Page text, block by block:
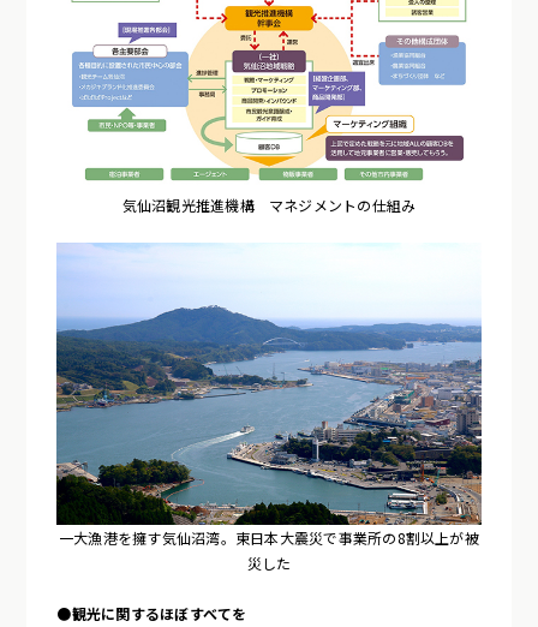
気仙沼観光推進機構 マネジメントの仕組み
一大漁港を擁す気仙沼湾。東日本大震災で事業所の8割以上が被
災した
●観光に関するほぼすべてを